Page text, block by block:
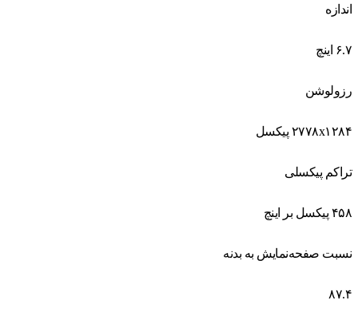
اندازه
۶.۷ اینچ
رزولوشن
۲۷۷۸x۱۲۸۴ پیکسل
تراکم پیکسلی
۴۵۸ پیکسل بر اینچ
نسبت صفحه‌نمایش به بدنه
۸۷.۴